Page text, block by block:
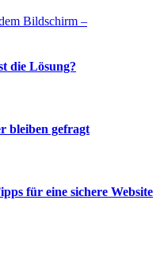
die Lösung?
bleiben gefragt
für eine sichere Website